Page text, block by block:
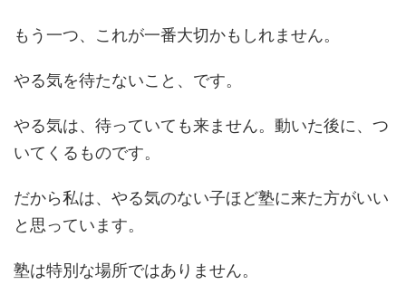
もう一つ、これが一番大切かもしれません。
やる気を待たないこと、です。
やる気は、待っていても来ません。動いた後に、つ
いてくるものです。
だから私は、やる気のない子ほど塾に来た方がいい
と思っています。
塾は特別な場所ではありません。